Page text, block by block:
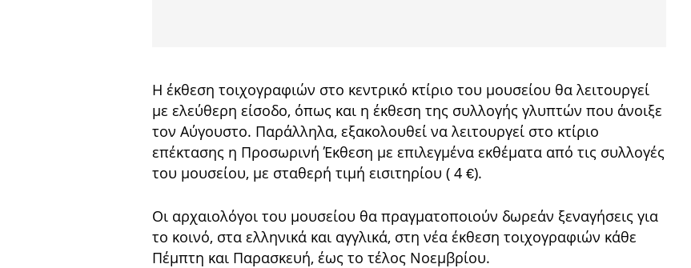
Η έκθεση τοιχογραφιών στο κεντρικό κτίριο του μουσείου θα λειτουργεί
με ελεύθερη είσοδο, όπως και η έκθεση της συλλογής γλυπτών που άνοιξε
τον Αύγουστο. Παράλληλα, εξακολουθεί να λειτουργεί στο κτίριο
επέκτασης η Προσωρινή Έκθεση με επιλεγμένα εκθέματα από τις συλλογές
του μουσείου, με σταθερή τιμή εισιτηρίου ( 4 €).
Οι αρχαιολόγοι του μουσείου θα πραγματοποιούν δωρεάν ξεναγήσεις για
το κοινό, στα ελληνικά και αγγλικά, στη νέα έκθεση τοιχογραφιών κάθε
Πέμπτη και Παρασκευή, έως το τέλος Νοεμβρίου.